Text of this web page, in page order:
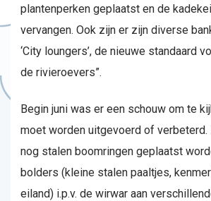
plantenperken geplaatst en de
vervangen. Ook zijn er zijn diverse
‘City loungers’, de nieuwe standaard
de rivieroevers”.
Begin juni was er een schouw om te
moet worden uitgevoerd of verbeterd.
nog stalen boomringen geplaatst
bolders (kleine stalen paaltjes,
eiland) i.p.v. de wirwar aan